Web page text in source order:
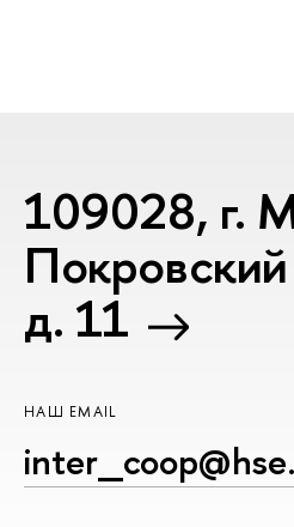
109028, г.
д. 11
НАШ EMAIL